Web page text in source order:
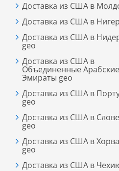
Доставка из США в
Доставка из США в
Доставка из США в
geo
Доставка из США в
Объединенные Арабские
Эмираты geo
Доставка из США в
geo
Доставка из США в
geo
Доставка из США в
geo
Доставка из США в